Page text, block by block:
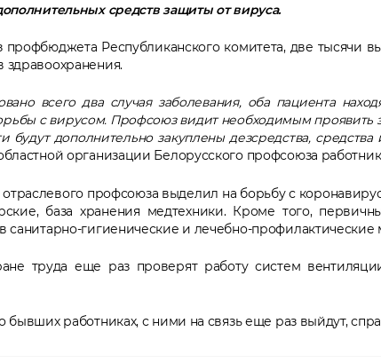
средств защиты от вируса.
Республиканского комитета, две тысячи
здравоохранения.
всего два случая заболевания, оба пациента
с вирусом. Профсоюз видит необходимым
дополнительно закуплены дезсредства,
организации Белорусского профсоюза
профсоюза выделил на борьбу с
база хранения медтехники. Кроме того,
санитарно-гигиенические и лечебно-профилактические
труда еще раз проверят работу систем
бывших работниках, с ними на связь еще раз выйдут,